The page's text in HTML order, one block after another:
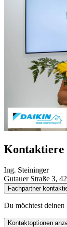
Kontaktiere
Ing. Steininger
Gutauer Straße 3,
Fachpartner
Du möchtest
Kontaktoptionen